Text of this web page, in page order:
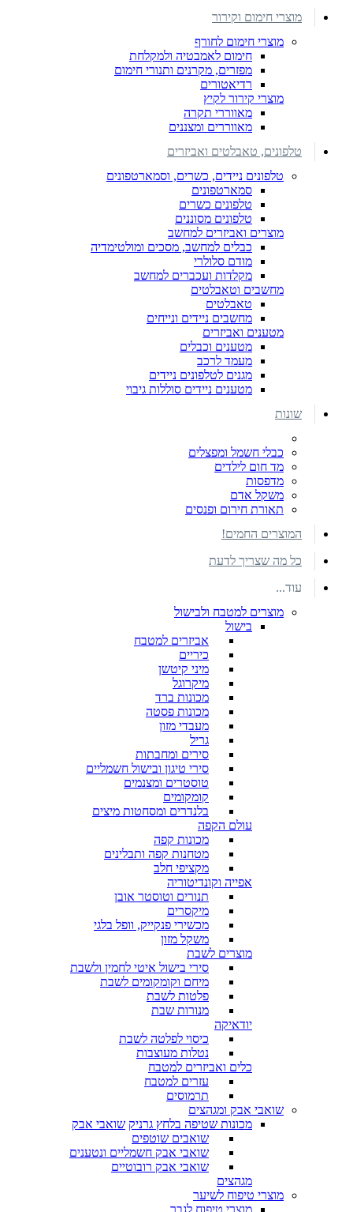
מוצרי חימום וקירור
מוצרי חימום לחורף
חימום לאמבטיה ולמקלחת
מפזרים, מקרנים ותנורי חימום
רדיאטורים
מוצרי קירור לקיץ
מאווררי תקרה
מאווררים ומצננים
טלפונים, טאבלטים ואביזרים
טלפונים ניידים, כשרים, וסמארטפונים
סמארטפונים
טלפונים כשרים
טלפונים מסוננים
מוצרים ואביזרים למחשב
כבלים למחשב, מסכים ומולטימדיה
מודם סלולרי
מקלדות ועכברים למחשב
מחשבים וטאבלטים
טאבלטים
מחשבים ניידים ונייחים
מטענים ואביזרים
מטענים וכבלים
מעמד לרכב
מגנים לטלפונים ניידים
מטענים ניידים סוללות גיבוי
שונות
כבלי חשמל ומפצלים
מד חום לילדים
מדפסות
משקל אדם
תאורת חירום ופנסים
המוצרים החמים!
כל מה שצריך לדעת
עוד...
מוצרים למטבח ולבישול
בישול
אביזרים למטבח
כיריים
מיני קיטשן
מיקרוגל
מכונות ברד
מכונות פסטה
מעבדי מזון
גריל
סירים ומחבתות
סירי טיגון ובישול חשמליים
טוסטרים ומצנמים
קומקומים
בלנדרים ומסחטות מיצים
עולם הקפה
מכונות קפה
מטחנות קפה ותבלינים
מקציפי חלב
אפייה וקונדיטוריה
תנורים וטוסטר אובן
מיקסרים
מכשירי פנקייק, וופל בלגי
משקל מזון
מוצרים לשבת
סירי בישול איטי לחמין ולשבת
מיחם וקומקומים לשבת
פלטות לשבת
מנורות שבת
יודאיקה
כיסוי לפלטה לשבת
נטלות מעוצבות
כלים ואביזרים למטבח
עזרים למטבח
תרמוסים
שואבי אבק ומגהצים
מכונות שטיפה בלחץ גרניק שואבי אבק
שואבים שוטפים
שואבי אבק חשמליים ונטענים
שואבי אבק רובוטיים
מגהצים
מוצרי טיפוח לשיער
מוצרי טיפוח לגבר